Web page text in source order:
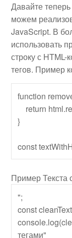
Давайте
можем
JavaScript. В
использовать
строку с HTML-
тегов. Пример
function
}
const
ПримерТекста
";
const